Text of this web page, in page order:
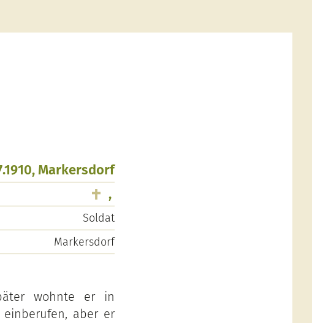
Markersdorf
,
Soldat
Markersdorf
wohnte er in
einberufen, aber er